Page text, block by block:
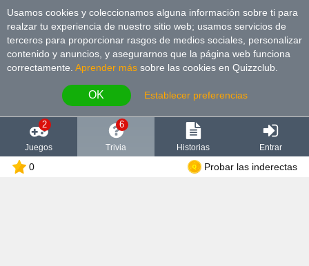
Usamos cookies y coleccionamos alguna información sobre ti para
realzar tu experiencia de nuestro sitio web; usamos servicios de
terceros para proporcionar rasgos de medios sociales, personalizar
contenido y anuncios, y asegurarnos que la página web funciona
correctamente. Aprender más sobre las cookies en Quizzclub.
OK Establecer preferencias
2
Juegos
6
Trivia Historias Entrar
0 Probar las inderectas